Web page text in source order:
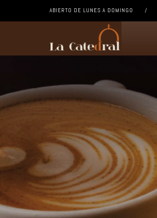
ABIERTO DE LUNES A DOMINGO /